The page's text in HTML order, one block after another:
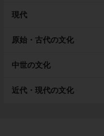
現代
原始・古代の文化
中世の文化
近代・現代の文化